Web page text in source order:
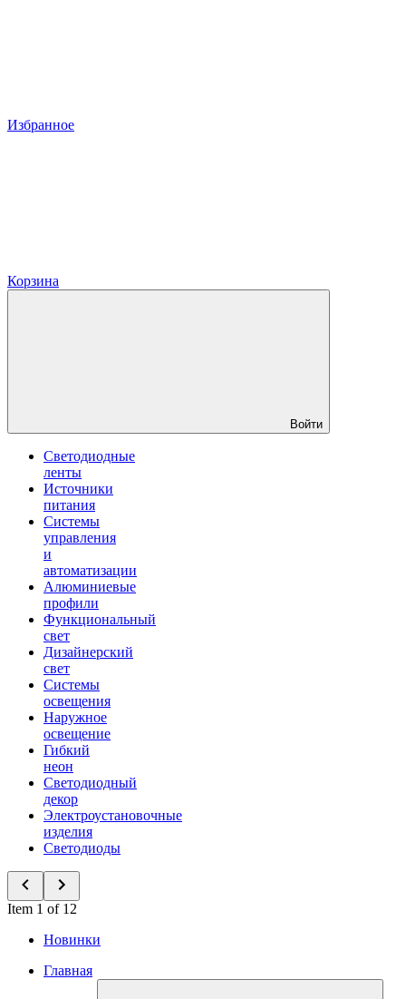
Избранное
Корзина
Войти
Светодиодные
ленты
Источники
питания
Системы
управления
и
автоматизации
Алюминиевые
профили
Функциональный
свет
Дизайнерский
свет
Системы
освещения
Наружное
освещение
Гибкий
неон
Светодиодный
декор
Электроустановочные
изделия
Светодиоды
Item 1 of 12
Новинки
Главная